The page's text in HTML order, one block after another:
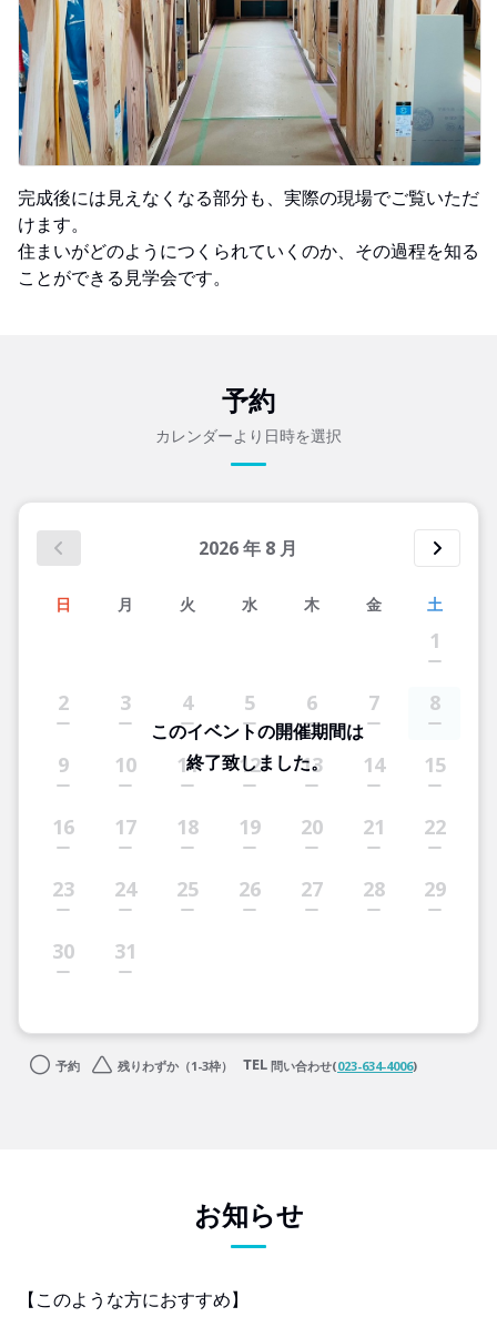
完成後には見えなくなる部分も、実際の現場でご覧いただ
けます。
住まいがどのようにつくられていくのか、その過程を知る
ことができる見学会です。
予約
カレンダーより日時を選択
2026年 8 月
日 月 火 水 木 金 土
1
2 3 4 5 6 7 8
9 10 11 12 13 14 15
16 17 18 19 20 21 22
23 24 25 26 27 28 29
30 31
このイベントの開催期間は
終了致しました。
予約 残りわずか（1-3枠） 問い合わせ(023-634-4006)
お知らせ
【このような方におすすめ】